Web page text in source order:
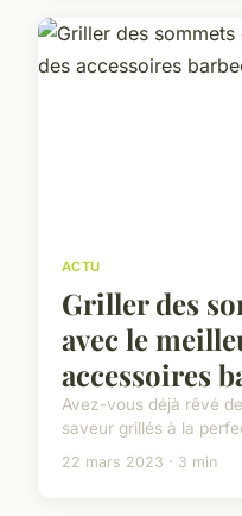
ACTU
Griller des
avec le
accessoires
Avez-vous déjà rêvé
saveur grillés à la
22 mars 2023 · 3 min